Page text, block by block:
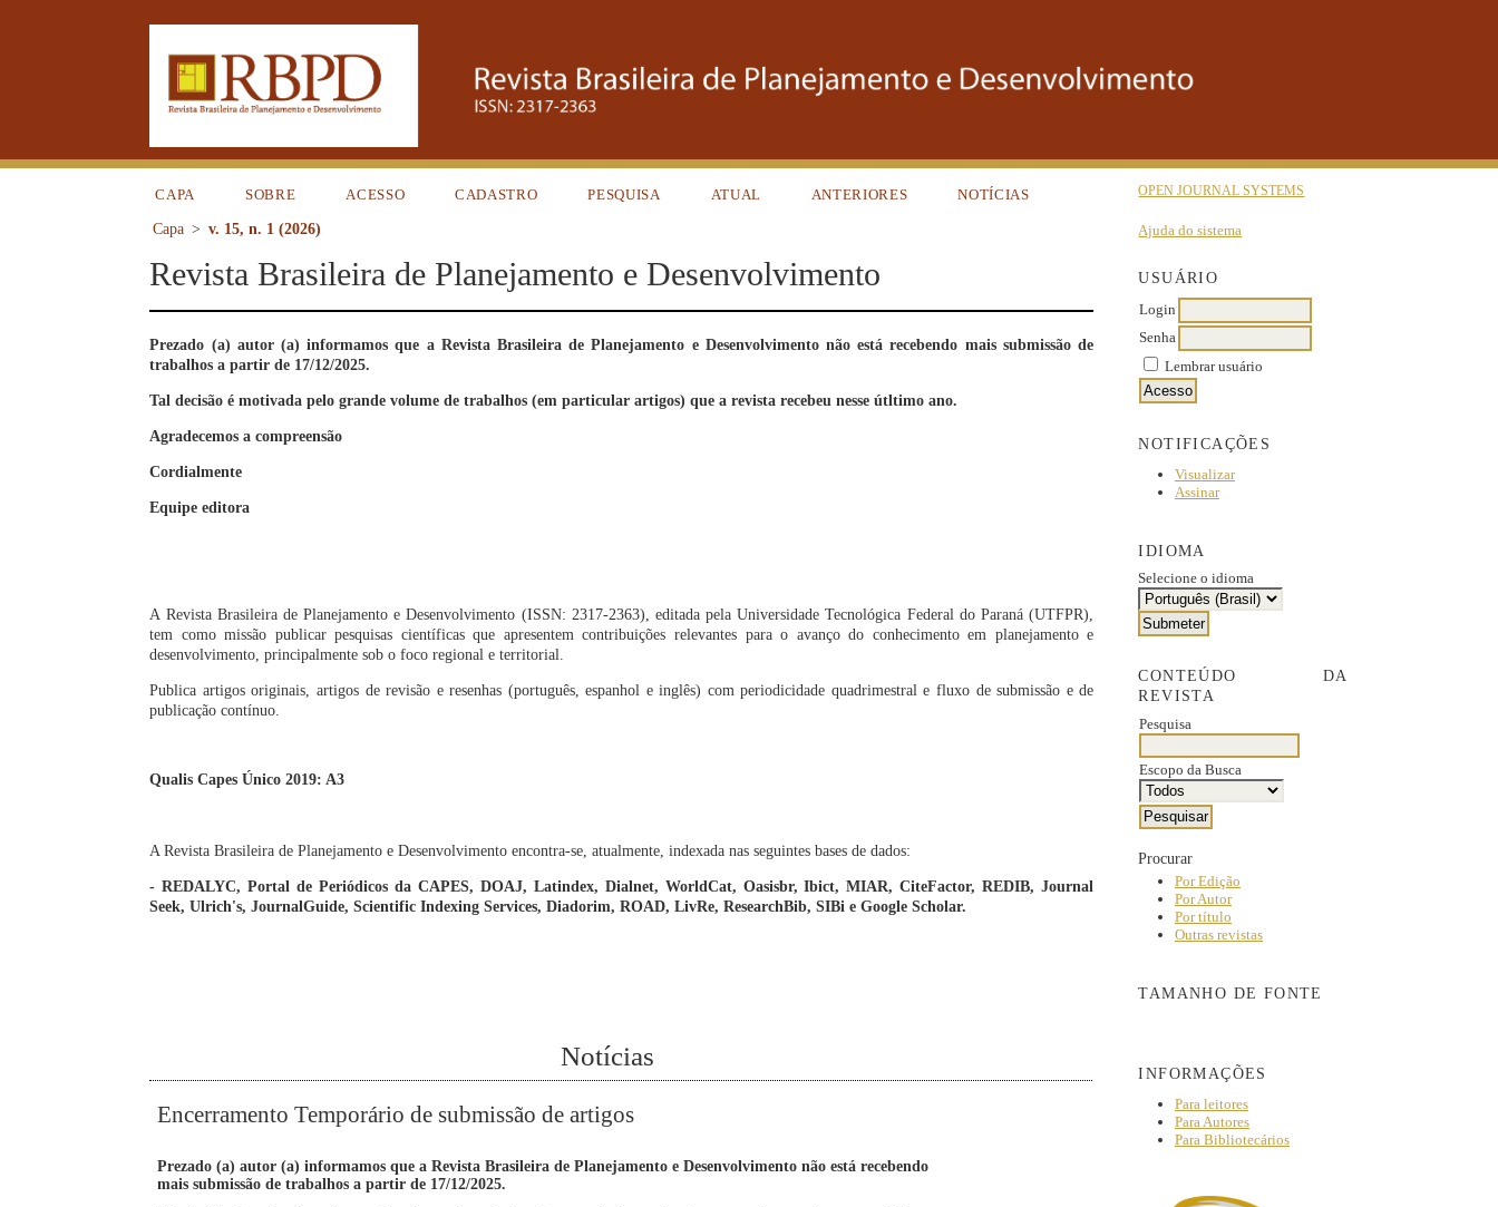
OPEN JOURNAL SYSTEMS
Ajuda do sistema
USUÁRIO
Login
Senha
Lembrar usuário
NOTIFICAÇÕES
Visualizar
Assinar
IDIOMA
Selecione o idioma
CONTEÚDO DA
REVISTA
Pesquisa
Escopo da Busca
Procurar
Por Edição
Por Autor
Por título
Outras revistas
TAMANHO DE FONTE
INFORMAÇÕES
Para leitores
Para Autores
Para Bibliotecários
CAPA SOBRE ACESSO CADASTRO PESQUISA ATUAL ANTERIORES NOTÍCIAS
Capa > v. 15, n. 1 (2026)
Revista Brasileira de Planejamento e Desenvolvimento
Prezado (a) autor (a) informamos que a Revista Brasileira de Planejamento e Desenvolvimento não está recebendo mais submissão de
trabalhos a partir de 17/12/2025.
Tal decisão é motivada pelo grande volume de trabalhos (em particular artigos) que a revista recebeu nesse útltimo ano.
Agradecemos a compreensão
Cordialmente
Equipe editora
A Revista Brasileira de Planejamento e Desenvolvimento (ISSN: 2317-2363), editada pela Universidade Tecnológica Federal do Paraná (UTFPR),
tem como missão publicar pesquisas científicas que apresentem contribuições relevantes para o avanço do conhecimento em planejamento e
desenvolvimento, principalmente sob o foco regional e territorial.
Publica artigos originais, artigos de revisão e resenhas (português, espanhol e inglês) com periodicidade quadrimestral e fluxo de submissão e de
publicação contínuo.
Qualis Capes Único 2019: A3
A Revista Brasileira de Planejamento e Desenvolvimento encontra-se, atualmente, indexada nas seguintes bases de dados:
- REDALYC, Portal de Periódicos da CAPES, DOAJ, Latindex, Dialnet, WorldCat, Oasisbr, Ibict, MIAR, CiteFactor, REDIB, Journal
Seek, Ulrich's, JournalGuide, Scientific Indexing Services, Diadorim, ROAD, LivRe, ResearchBib, SIBi e Google Scholar.
Notícias
Encerramento Temporário de submissão de artigos
Prezado (a) autor (a) informamos que a Revista Brasileira de Planejamento e Desenvolvimento não está recebendo
mais submissão de trabalhos a partir de 17/12/2025.